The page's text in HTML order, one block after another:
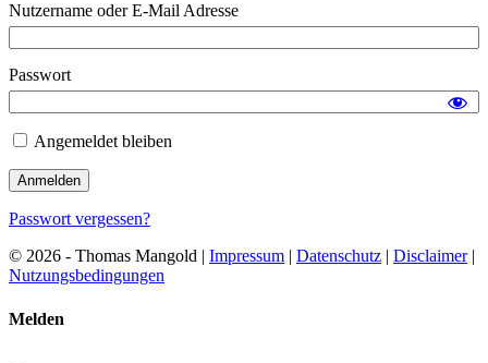
Nutzername oder E-Mail Adresse
Passwort
Angemeldet bleiben
Passwort vergessen?
© 2026 - Thomas Mangold | Impressum | Datenschutz | Disclaimer|
Nutzungsbedingungen
Melden